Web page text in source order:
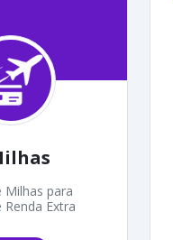
Milhas para
Renda Extra